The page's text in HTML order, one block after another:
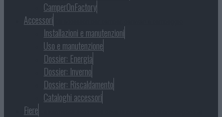
CamperOnFactory
Accessori
Installazioni e manutenzioni
Uso e manutenzione
Dossier: Energia
Dossier: Inverno
Dossier: Riscaldamento
Cataloghi accessori
Fiere